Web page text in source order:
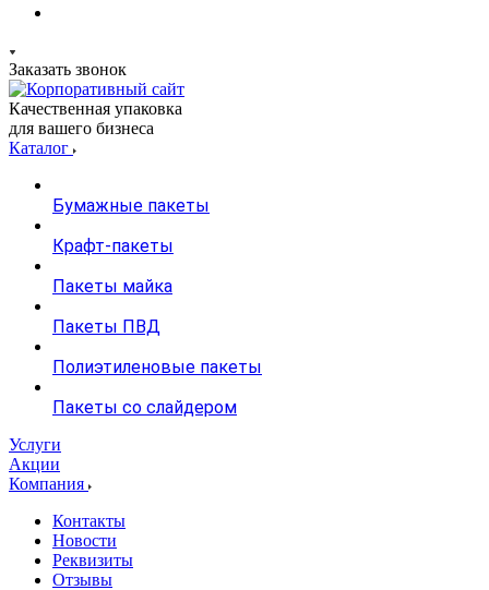
Заказать звонок
Качественная упаковка
для вашего бизнеса
Каталог
Бумажные пакеты
Крафт-пакеты
Пакеты майка
Пакеты ПВД
Полиэтиленовые пакеты
Пакеты со слайдером
Услуги
Акции
Компания
Контакты
Новости
Реквизиты
Отзывы